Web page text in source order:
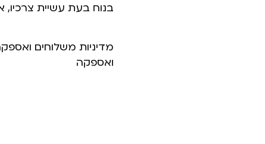
בנוח בעת עשיית צרכיו,
מדיניות משלוחים
ואספקה